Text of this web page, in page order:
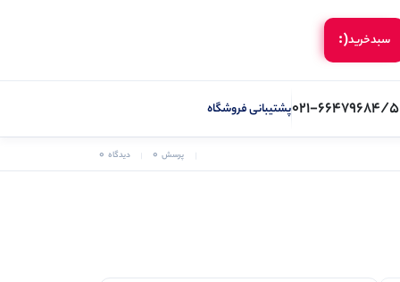
سبد‌خرید(:
021-66479684/5پشتیبانی فروشگاه
پرسش 0 دیدگاه 0